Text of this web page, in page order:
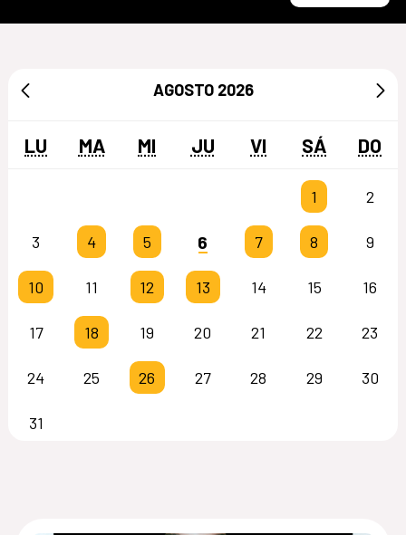
AGOSTO 2026
LU MA MI JU VI SÁ DO
1 2
3 4 5 6 7 8 9
10 11 12 13 14 15 16
17 18 19 20 21 22 23
24 25 26 27 28 29 30
31